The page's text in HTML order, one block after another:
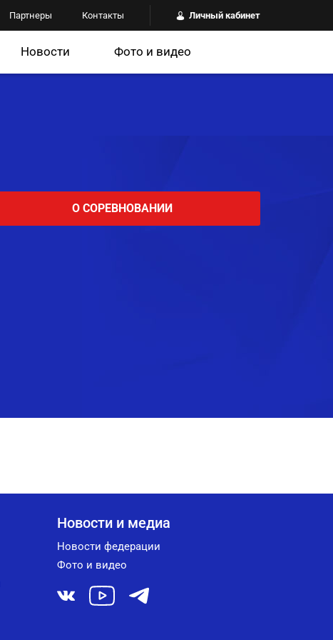
Партнеры Контакты Личный кабинет
Новости Фото и видео
О СОРЕВНОВАНИИ
Новости и медиа
Новости федерации
Фото и видео